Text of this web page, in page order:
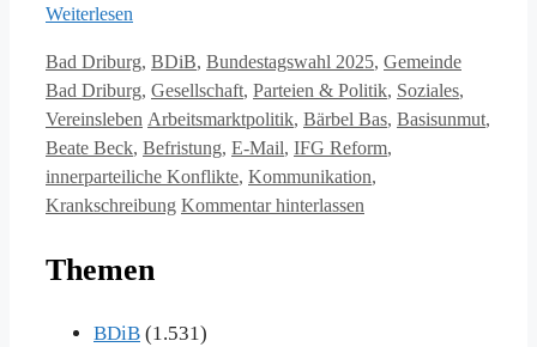
Weiterlesen
Kategorien
Bad Driburg, BDiB, Bundestagswahl 2025, Gemeinde
Bad Driburg, Gesellschaft, Parteien & Politik, Soziales,
Vereinsleben Schlagwörter
Arbeitsmarktpolitik, Bärbel Bas, Basisunmut,
Beate Beck, Befristung, E-Mail, IFG Reform,
innerparteiliche Konflikte, Kommunikation,
Krankschreibung Kommentar hinterlassen
Themen
BDiB (1.531)